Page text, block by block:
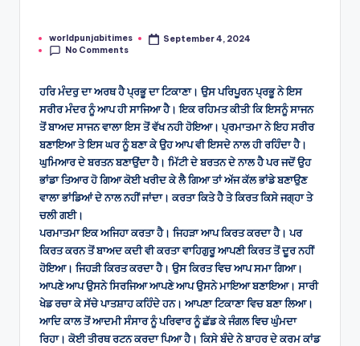
Posted
by
worldpunjabitimes
September 4, 2024
No Comments
ਹਰਿ ਮੰਦਰੁ ਦਾ ਅਰਥ ਹੈ ਪ੍ਰਭੂ ਦਾ ਟਿਕਾਣਾ। ਉਸ ਪਰਿਪੂਰਨ ਪ੍ਰਭੂ ਨੇ ਇਸ
ਸਰੀਰ ਮੰਦਰ ਨੂੰ ਆਪ ਹੀ ਸਾਜਿਆ ਹੈ। ਇਕ ਰਹਿਮਤ ਕੀਤੀ ਕਿ ਇਸਨੂੰ ਸਾਜਨ
ਤੋਂ ਬਾਅਦ ਸਾਜਨ ਵਾਲਾ ਇਸ ਤੋਂ ਵੱਖ ਨਹੀ ਹੋਇਆ। ਪ੍ਰਮਾਤਮਾ ਨੇ ਇਹ ਸਰੀਰ
ਬਣਾਇਆ ਤੇ ਇਸ ਘਰ ਨੂੰ ਬਣਾ ਕੇ ਉਹ ਆਪ ਵੀ ਇਸਦੇ ਨਾਲ ਹੀ ਰਹਿੰਦਾ ਹੈ।
ਘੁਮਿਆਰ ਦੇ ਬਰਤਨ ਬਣਾਉਂਦਾ ਹੈ। ਮਿੱਟੀ ਦੇ ਬਰਤਨ ਦੇ ਨਾਲ ਹੈ ਪਰ ਜਦੋਂ ਉਹ
ਭਾਂਡਾ ਤਿਆਰ ਹੋ ਗਿਆ ਕੋਈ ਖਰੀਦ ਕੇ ਲੈ ਗਿਆ ਤਾਂ ਅੱਜ ਕੱਲ ਭਾਂਡੇ ਬਣਾਉਣ
ਵਾਲਾ ਭਾਂਡਿਆਂ ਦੇ ਨਾਲ ਨਹੀਂ ਜਾਂਦਾ। ਕਰਤਾ ਕਿਤੇ ਹੈ ਤੇ ਕਿਰਤ ਕਿਸੇ ਜਗ੍ਹਾ ਤੇ
ਚਲੀ ਗਈ।
ਪਰਮਾਤਮਾ ਇਕ ਅਜਿਹਾ ਕਰਤਾ ਹੈ। ਜਿਹੜਾ ਆਪ ਕਿਰਤ ਕਰਦਾ ਹੈ। ਪਰ
ਕਿਰਤ ਕਰਨ ਤੋਂ ਬਾਅਦ ਕਦੀ ਵੀ ਕਰਤਾ ਵਾਹਿਗੁਰੂ ਆਪਣੀ ਕਿਰਤ ਤੋਂ ਦੂਰ ਨਹੀਂ
ਹੋਇਆ। ਜਿਹੜੀ ਕਿਰਤ ਕਰਦਾ ਹੈ। ਉਸ ਕਿਰਤ ਵਿਚ ਆਪ ਸਮਾ ਗਿਆ।
ਆਪਣੇ ਆਪ ਉਸਨੇ ਸਿਰਜਿਆ ਆਪਣੇ ਆਪ ਉਸਨੇ ਮਾਇਆ ਬਣਾਇਆ। ਸਾਰੀ
ਖੇਡ ਰਚਾ ਕੇ ਸੱਚੇ ਪਾਤਸ਼ਾਹ ਕਹਿੰਦੇ ਹਨ। ਆਪਣਾ ਟਿਕਾਣਾ ਵਿਚ ਬਣਾ ਲਿਆ।
ਆਦਿ ਕਾਲ ਤੋਂ ਆਦਮੀ ਸੰਸਾਰ ਨੂੰ ਪਰਿਵਾਰ ਨੂੰ ਛੱਡ ਕੇ ਜੰਗਲ ਵਿਚ ਘੁੰਮਦਾ
ਰਿਹਾ। ਕੋਈ ਤੀਰਥ ਰਟਨ ਕਰਦਾ ਪਿਆ ਹੈ। ਕਿਸੇ ਬੰਦੇ ਨੇ ਬਾਹਰ ਦੇ ਕਰਮ ਕਾਂਡ